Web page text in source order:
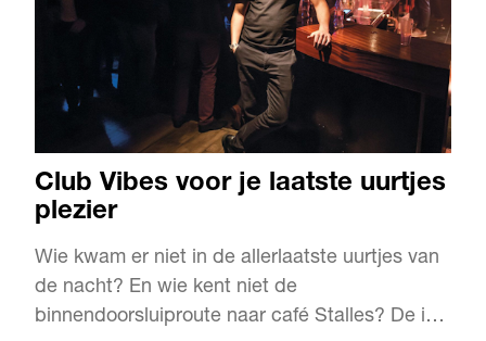
Club Vibes voor je laatste uurtjes
plezier
Wie kwam er niet in de allerlaatste uurtjes van
de nacht? En wie kent niet de
binnendoorsluiproute naar café Stalles? De in